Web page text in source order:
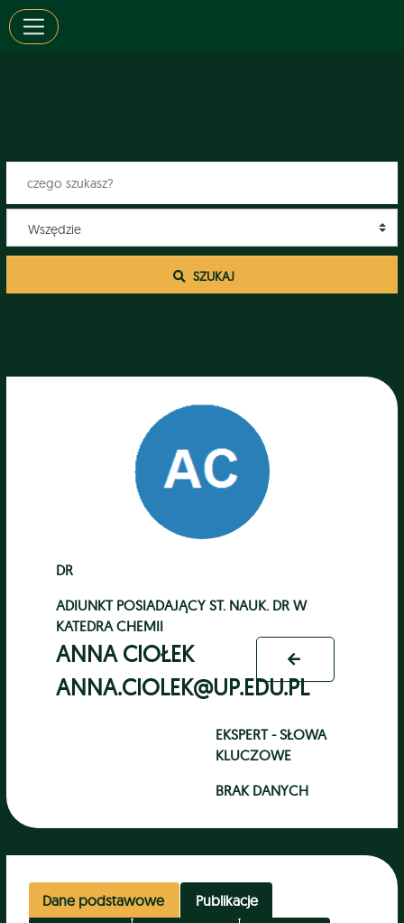
SZUKAJ
DR
ADIUNKT POSIADAJĄCY ST. NAUK. DR W
KATEDRA CHEMII
ANNA CIOŁEK
ANNA.CIOLEK@UP.EDU.PL
EKSPERT - SŁOWA
KLUCZOWE
BRAK DANYCH
Dane podstawowe
Publikacje